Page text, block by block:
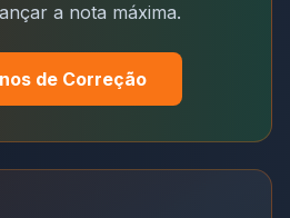
a nota máxima.
de Correção